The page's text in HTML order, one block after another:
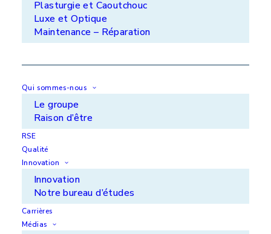
Plasturgie et Caoutchouc
Luxe et Optique
Maintenance – Réparation
Qui sommes-nous
Le groupe
Raison d’être
RSE
Qualité
Innovation
Innovation
Notre bureau d’études
Carrières
Médias
Soie d'arbre de turbine